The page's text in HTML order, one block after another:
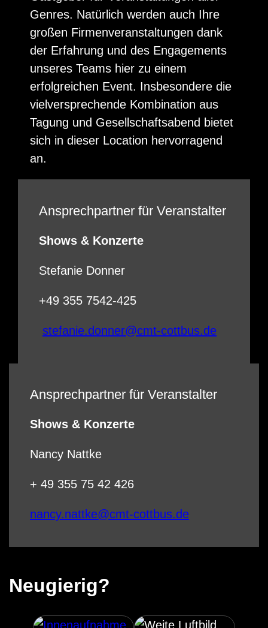
Genres. Natürlich werden auch Ihre
großen Firmenveranstaltungen dank
der Erfahrung und des Engagements
unseres Teams hier zu einem
erfolgreichen Event. Insbesondere die
vielversprechende Kombination aus
Tagung und Gesellschaftsabend bietet
sich in dieser Location hervorragend
an.
Ansprechpartner für Veranstalter
Shows & Konzerte
Stefanie Donner
+49 355 7542-425
stefanie.donner@cmt-cottbus.de
Ansprechpartner für Veranstalter
Shows & Konzerte
Nancy Nattke
+ 49 355 75 42 426
nancy.nattke@cmt-cottbus.de
Neugierig?